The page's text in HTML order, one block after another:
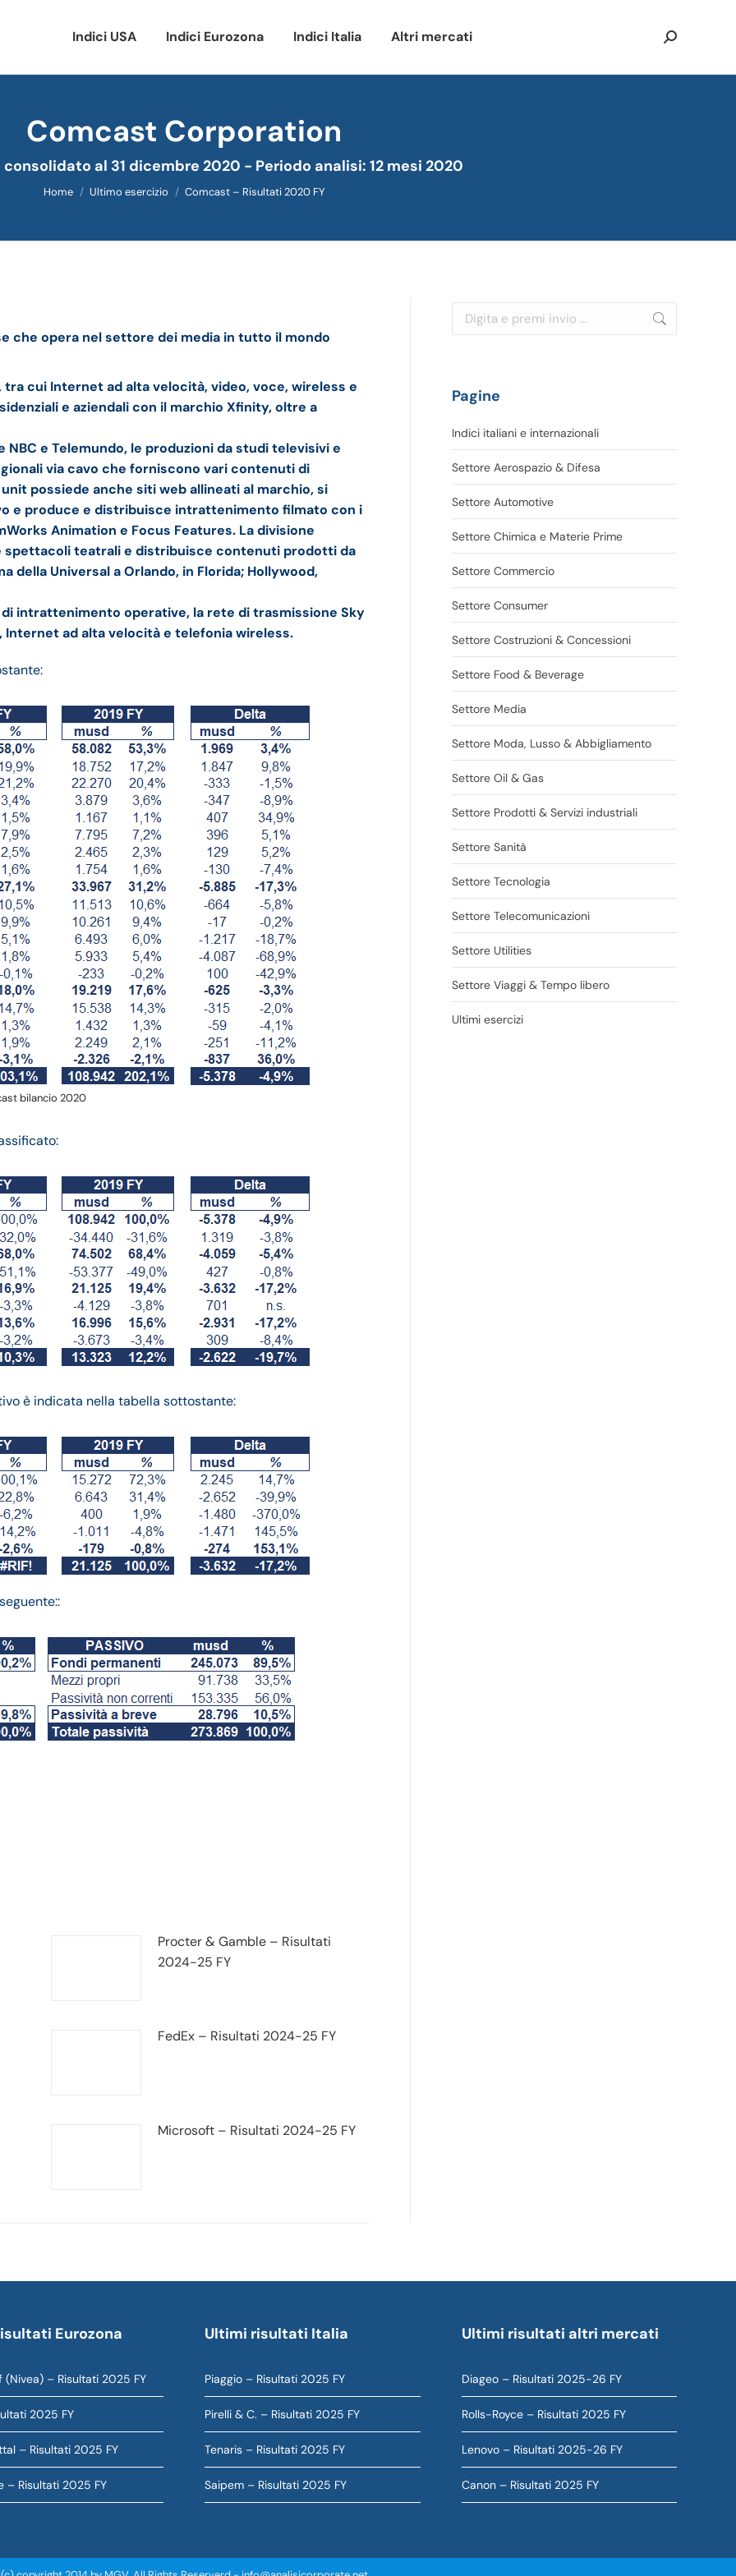
Indici USA Indici Eurozona Indici Italia Altri mercati Cerca:
Comcast Corporation
al 31 dicembre 2020 - Periodo analisi: 12 mesi 2020
Tu sei qui:
Home Ultimo esercizio Comcast – Risultati 2020 FY
che opera nel settore dei media in tutto il mondo
cui Internet ad alta velocità, video, voce, wireless e
e aziendali con il marchio Xfinity, oltre a
e Telemundo, le produzioni da studi televisivi e
via cavo che forniscono vari contenuti di
possiede anche siti web allineati al marchio, si
e produce e distribuisce intrattenimento filmato con i
Animation e Focus Features. La divisione
spettacoli teatrali e distribuisce contenuti prodotti da
della Universal a Orlando, in Florida; Hollywood,
intrattenimento operative, la rete di trasmissione Sky
ad alta velocità e telefonia wireless.
bilancio 2020
è indicata nella tabella sottostante:
Procter & Gamble – Risultati
2024-25 FY
FedEx – Risultati 2024-25 FY
Microsoft – Risultati 2024-25 FY
Cerca:
Pagine
Indici italiani e internazionali
Settore Aerospazio & Difesa
Settore Automotive
Settore Chimica e Materie Prime
Settore Commercio
Settore Consumer
Settore Costruzioni & Concessioni
Settore Food & Beverage
Settore Media
Settore Moda, Lusso & Abbigliamento
Settore Oil & Gas
Settore Prodotti & Servizi industriali
Settore Sanità
Settore Tecnologia
Settore Telecomunicazioni
Settore Utilities
Settore Viaggi & Tempo libero
Ultimi esercizi
Eurozona
(Nivea) – Risultati 2025 FY
2025 FY
– Risultati 2025 FY
– Risultati 2025 FY
Ultimi risultati Italia
Piaggio – Risultati 2025 FY
Pirelli & C. – Risultati 2025 FY
Tenaris – Risultati 2025 FY
Saipem – Risultati 2025 FY
Ultimi risultati altri mercati
Diageo – Risultati 2025-26 FY
Rolls-Royce – Risultati 2025 FY
Lenovo – Risultati 2025-26 FY
Canon – Risultati 2025 FY